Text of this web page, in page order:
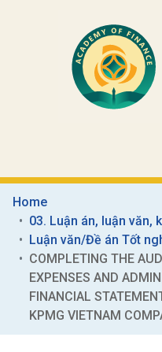
Home
03. Luận án, luận văn,
Luận văn/Đề án Tốt
COMPLETING THE
EXPENSES AND
FINANCIAL
KPMG VIETNAM